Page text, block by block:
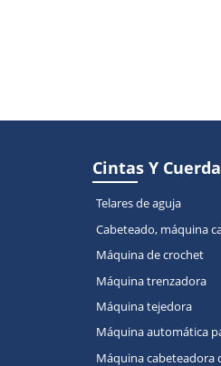
Cintas Y
Telares de aguja
Cabeteado, máquina
Máquina de crochet
Máquina trenzadora
Máquina tejedora
Máquina automática
Máquina cabeteadora